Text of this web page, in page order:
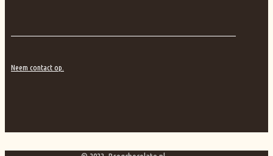
Neem contact op.